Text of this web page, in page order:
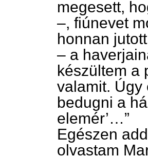
megesett,
–, fiúnevet
honnan
– a
készültem a
valamit. Úgy
bedugni a
elemér’…”
Egészen
olvastam